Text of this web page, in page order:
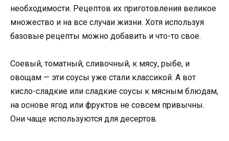
необходимости. Рецептов их приготовления великое
множество и на все случаи жизни. Хотя используя
базовые рецепты можно добавить и что-то свое.
Соевый, томатный, сливочный, к мясу, рыбе, и
овощам — эти соусы уже стали классикой. А вот
кисло-сладкие или сладкие соусы к мясным блюдам,
на основе ягод или фруктов не совсем привычны.
Они чаще используются для десертов.